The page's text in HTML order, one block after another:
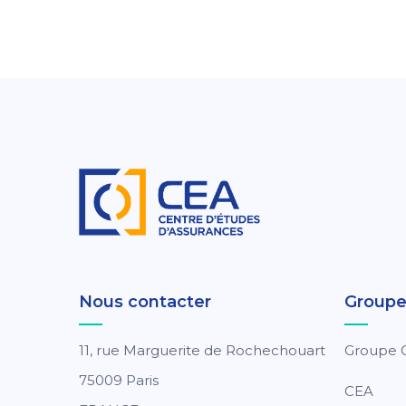
Nous contacter
11, rue Marguerite de Rochechouart
75009 Paris
Groupe
Groupe
CEA